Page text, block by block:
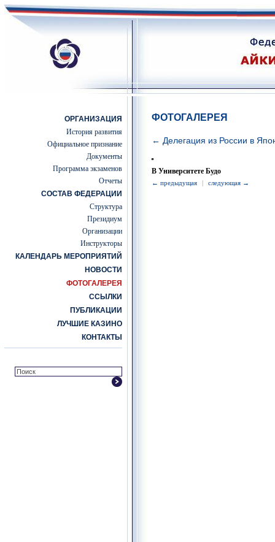
ОРГАНИЗАЦИЯ
История развития
Официальное признание
Документы
Программа экзаменов
Отчеты
СОСТАВ ФЕДЕРАЦИИ
Структура
Президиум
Организации
Инструкторы
КАЛЕНДАРЬ МЕРОПРИЯТИЙ
НОВОСТИ
ФОТОГАЛЕРЕЯ
ССЫЛКИ
ПУБЛИКАЦИИ
ЛУЧШИЕ КАЗИНО
КОНТАКТЫ
ФОТОГАЛЕРЕЯ
← Делегация из России в
В Университете Будо
← предыдущая | следующая →